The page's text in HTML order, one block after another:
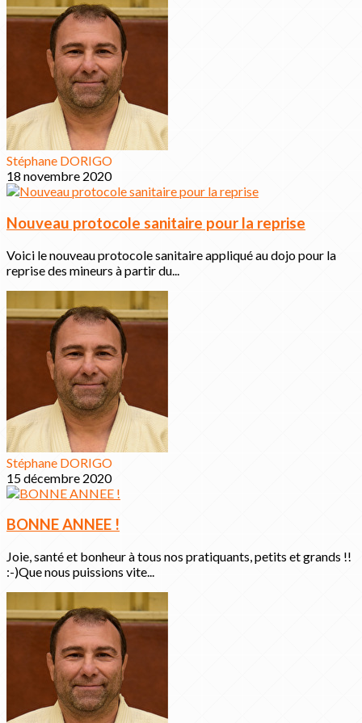
Stéphane DORIGO
18 novembre 2020
Nouveau protocole sanitaire pour la reprise
Voici le nouveau protocole sanitaire appliqué au dojo pour la
reprise des mineurs à partir du...
Stéphane DORIGO
15 décembre 2020
BONNE ANNEE !
Joie, santé et bonheur à tous nos pratiquants, petits et grands !!
:-)Que nous puissions vite...